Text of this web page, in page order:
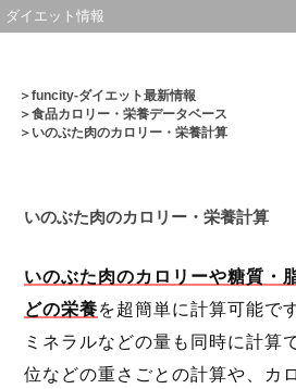
ダイエット情報
＞funcity-ダイエット最新情報
＞食品カロリー・栄養データベース
＞いのぶた肉のカロリー・栄養計算
いのぶた肉のカロリー・栄養計算
いのぶた肉のカロリーや糖質・
どの栄養を超簡単に計算可能で
ミネラルなどの量も同時に計算
位などの重さごとの計算や、カ